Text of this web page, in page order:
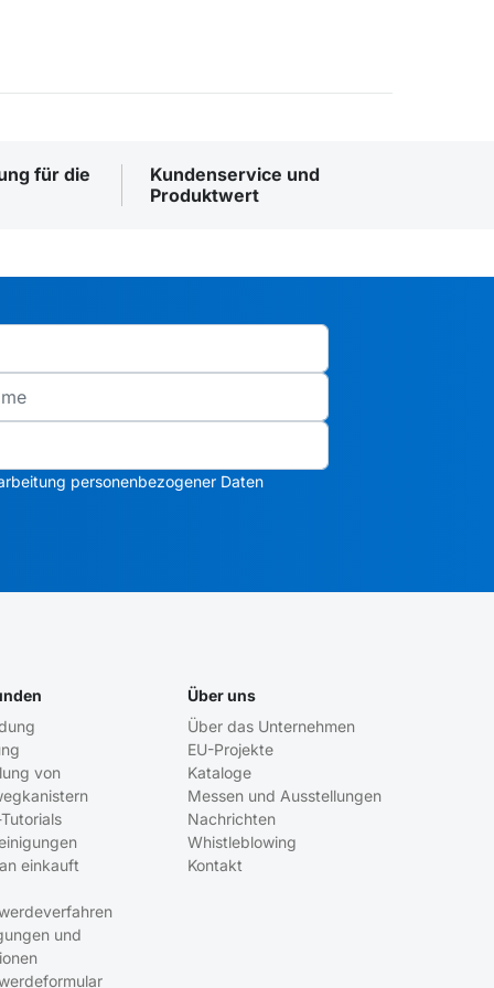
für die
Kundenservice und
Produktwert
personenbezogener Daten
von
einkauft
und
Über uns
Über das Unternehmen
EU-Projekte
Kataloge
Messen und Ausstellungen
Nachrichten
Whistleblowing
Kontakt